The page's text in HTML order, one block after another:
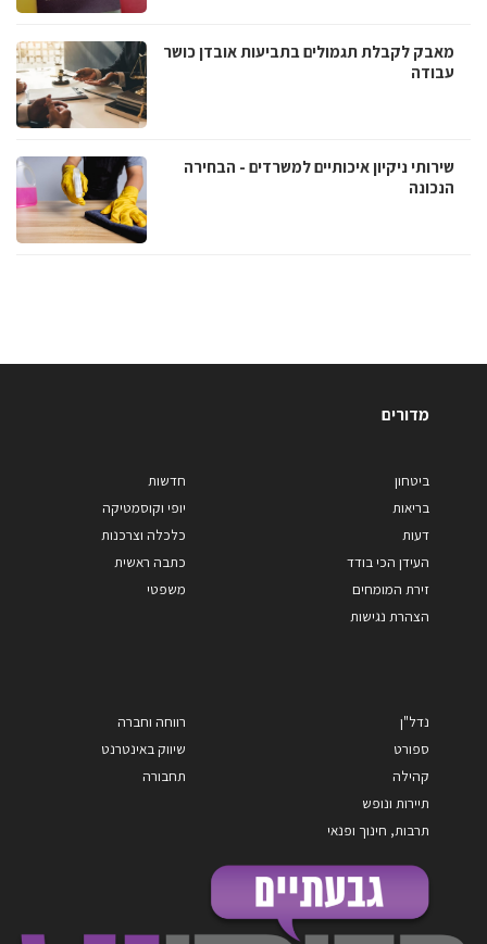
מאבק לקבלת תגמולים בתביעות אובדן כושר
עבודה
שירותי ניקיון איכותיים למשרדים - הבחירה
הנכונה
מדורים
ביטחון
בריאות
דעות
העידן הכי בודד
זירת המומחים
הצהרת נגישות
חדשות
יופי וקוסמטיקה
כלכלה וצרכנות
כתבה ראשית
משפטי
נדל"ן
ספורט
קהילה
תיירות ונופש
תרבות, חינוך ופנאי
רווחה וחברה
שיווק באינטרנט
תחבורה